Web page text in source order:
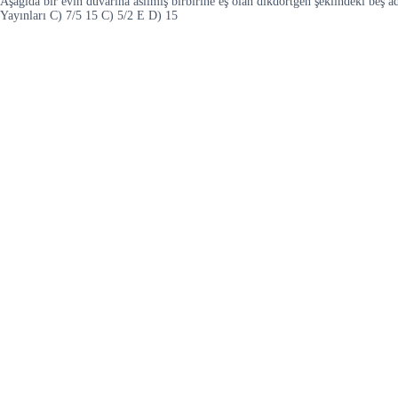
Yayınları C) 7/5 15 C) 5/2 E D) 15